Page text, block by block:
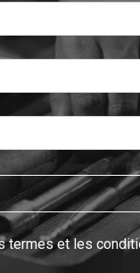
termes et les